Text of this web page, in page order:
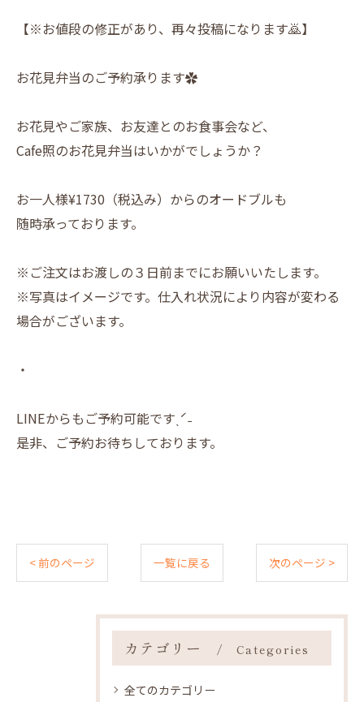
【※お値段の修正があり、再々投稿になります🙇】
お花見弁当のご予約承ります✿
お花見やご家族、お友達とのお食事会など、
Cafe照のお花見弁当はいかがでしょうか？
お一人様¥1730（税込み）からのオードブルも
随時承っております。
※ご注文はお渡しの３日前までにお願いいたします。
※写真はイメージです。仕入れ状況により内容が変わる
場合がございます。
・
LINEからもご予約可能ですˎˊ˗
是非、ご予約お待ちしております。
< 前のページ 一覧に戻る 次のページ >
カテゴリー Categories
全てのカテゴリー